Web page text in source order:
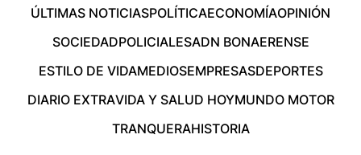
ÚLTIMAS NOTICIASPOLÍTICAECONOMÍAOPINIÓN
SOCIEDADPOLICIALESADN BONAERENSE
ESTILO DE VIDAMEDIOSEMPRESASDEPORTES
DIARIO EXTRAVIDA Y SALUD HOYMUNDO MOTOR
TRANQUERAHISTORIA